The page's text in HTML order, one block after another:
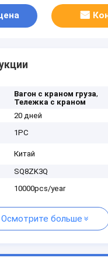
Вагон с краном груза,
Тележка с краном
20 дней
1PC
Китай
SQ8ZK3Q
10000pcs/year
Осмотрите больше